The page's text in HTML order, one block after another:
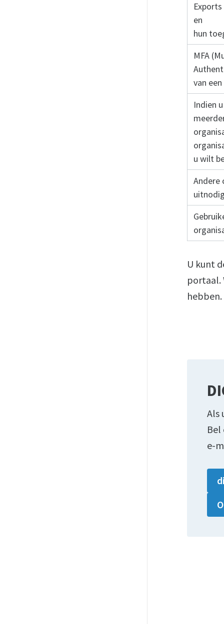
en
hun
MFA
van
Indien
u wilt
Andere
U kunt
portaal.
hebben.
Als
e-